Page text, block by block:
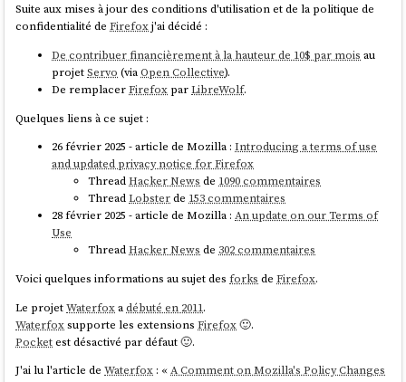
Suite aux mises à jour des conditions d'utilisation et de la politique de
confidentialité deFirefoxj'ai décidé :
De contribuer financièrement à la hauteur de 10$ par mois au
projetServo (viaOpen Collective).
De remplacerFirefox parLibreWolf.
Quelques liens à ce sujet :
26 février 2025 - article de Mozilla :Introducing a terms of use
and updated privacy notice for Firefox
ThreadHacker News de 1090 commentaires
ThreadLobsterde 153 commentaires
28 février 2025 - article de Mozilla :An update on our Terms of
Use
ThreadHacker News de302 commentaires
Voici quelques informations au sujet desforks deFirefox.
Le projetWaterfoxadébuté en 2011.
Waterfoxsupporte les extensionsFirefox🙂.
Pocketest désactivé par défaut 🙂.
J'ai lu l'article deWaterfox : «A Comment on Mozilla's Policy Changes